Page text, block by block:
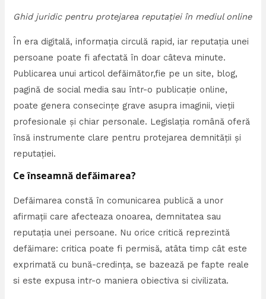
Ghid juridic pentru protejarea reputației în mediul online
În era digitală, informația circulă rapid, iar reputația unei
persoane poate fi afectată în doar câteva minute.
Publicarea unui articol defăimător,fie pe un site, blog,
pagină de social media sau într-o publicație online,
poate genera consecințe grave asupra imaginii, vieții
profesionale și chiar personale. Legislația română oferă
însă instrumente clare pentru protejarea demnității și
reputației.
Ce înseamnă defăimarea?
Defăimarea constă în comunicarea publică a unor
afirmații care afecteaza onoarea, demnitatea sau
reputația unei persoane. Nu orice critică reprezintă
defăimare: critica poate fi permisă, atâta timp cât este
exprimată cu bună-credința, se bazează pe fapte reale
si este expusa intr-o maniera obiectiva si civilizata.